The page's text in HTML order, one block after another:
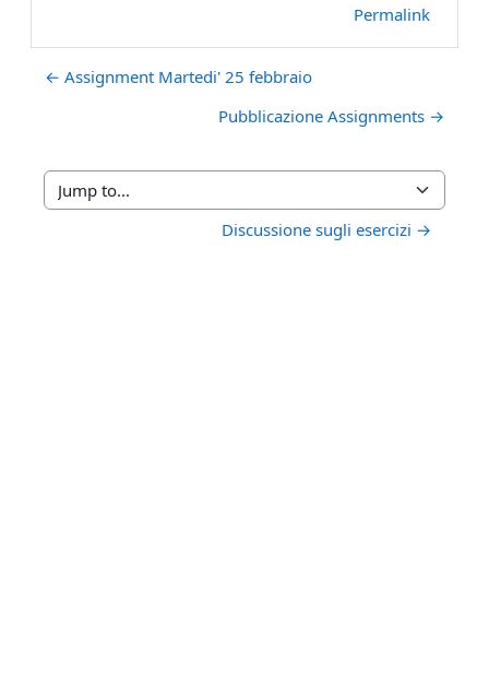
Permalink
← Assignment Martedi' 25 febbraio
Pubblicazione Assignments →
Jump to...
Discussione sugli esercizi →